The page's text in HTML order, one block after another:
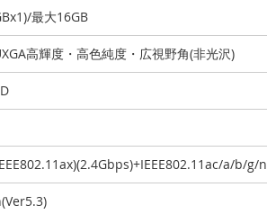
最大16GB
高輝度・高色純度・広視野角(非光沢)
a/b/g/n